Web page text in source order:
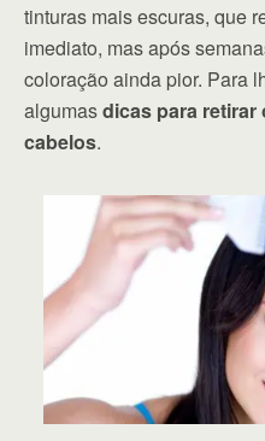
tinturas mais escuras, que
imediato, mas após
coloração ainda pior. Para
algumasdicas para
cabelos.